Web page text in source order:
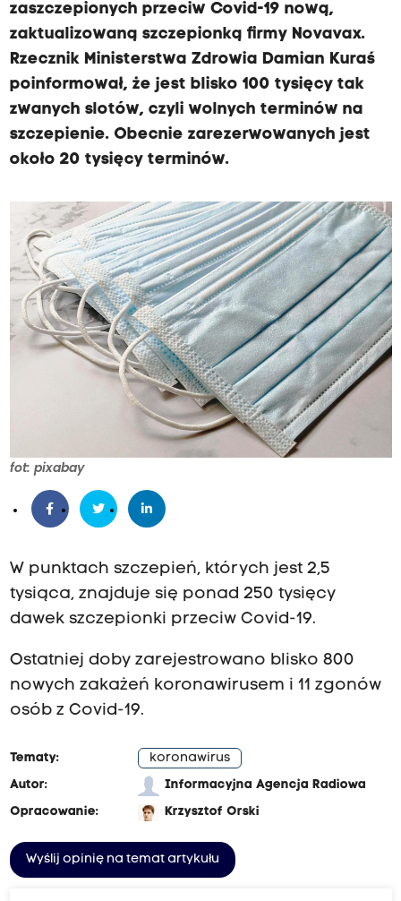
zaszczepionych przeciw Covid-19 nową,
zaktualizowaną szczepionką firmy Novavax.
Rzecznik Ministerstwa Zdrowia Damian Kuraś
poinformował, że jest blisko 100 tysięcy tak
zwanych slotów, czyli wolnych terminów na
szczepienie. Obecnie zarezerwowanych jest
około 20 tysięcy terminów.
fot: pixabay
W punktach szczepień, których jest 2,5
tysiąca, znajduje się ponad 250 tysięcy
dawek szczepionki przeciw Covid-19.
Ostatniej doby zarejestrowano blisko 800
nowych zakażeń koronawirusem i 11 zgonów
osób z Covid-19.
Tematy:
koronawirus
Autor:
Informacyjna Agencja Radiowa
Opracowanie:
Krzysztof Orski
Wyślij opinię na temat artykułu